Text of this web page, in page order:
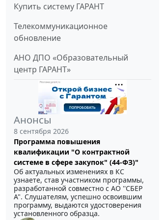
Купить систему ГАРАНТ
Телекоммуникационное
обновление
АНО ДПО «Образовательный
центр ГАРАНТ»
Анонсы
8 сентября 2026
Программа повышения
квалификации "О контрактной
системе в сфере закупок" (44-ФЗ)"
Об актуальных изменениях в КС
узнаете, став участником программы,
разработанной совместно с АО ''СБЕР
А". Слушателям, успешно освоившим
программу, выдаются удостоверения
установленного образца.